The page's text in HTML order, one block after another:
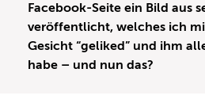
Facebook-Seite ein Bild aus
veröffentlicht, welches ich
Gesicht “geliked” und ihm
habe – und nun das?